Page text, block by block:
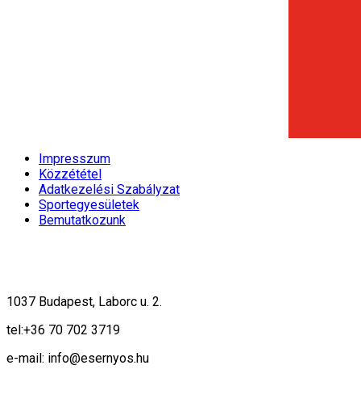
Impresszum
Közzététel
Adatkezelési Szabályzat
Sportegyesületek
Bemutatkozunk
1037 Budapest, Laborc u. 2.
tel:+36 70 702 3719
e-mail: info@esernyos.hu